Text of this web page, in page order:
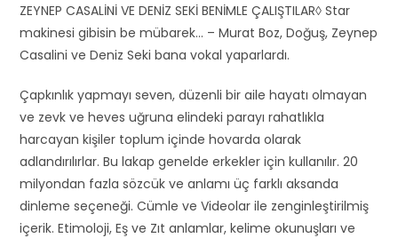
ZEYNEP CASALİNİ VE DENİZ SEKİ BENİMLE ÇALIŞTILAR◊ Star
makinesi gibisin be mübarek… – Murat Boz, Doğuş, Zeynep
Casalini ve Deniz Seki bana vokal yaparlardı.
Çapkınlık yapmayı seven, düzenli bir aile hayatı olmayan
ve zevk ve heves uğruna elindeki parayı rahatlıkla
harcayan kişiler toplum içinde hovarda olarak
adlandırılırlar. Bu lakap genelde erkekler için kullanılır. 20
milyondan fazla sözcük ve anlamı üç farklı aksanda
dinleme seçeneği. Cümle ve Videolar ile zenginleştirilmiş
içerik. Etimoloji, Eş ve Zıt anlamlar, kelime okunuşları ve